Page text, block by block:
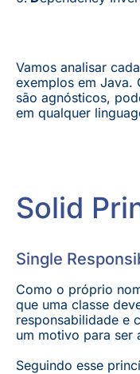
Vamos analisar
exemplos em Java.
são agnósticos,
em qualquer
Solid
Single
Como o próprio
que uma classe
responsabilidade e
um motivo para ser
Seguindo esse